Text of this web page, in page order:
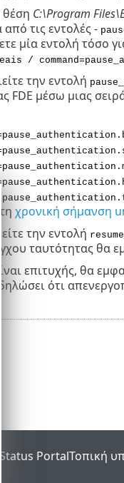
θέση C:\Program
από τις εντολές -
μία εντολή τόσο
/
την εντολή
FDE μέσω μιας
χρονική σήμανση
την εντολή
ταυτότητας θα
επιτυχής, θα
ότι
Status PortalΤοπική